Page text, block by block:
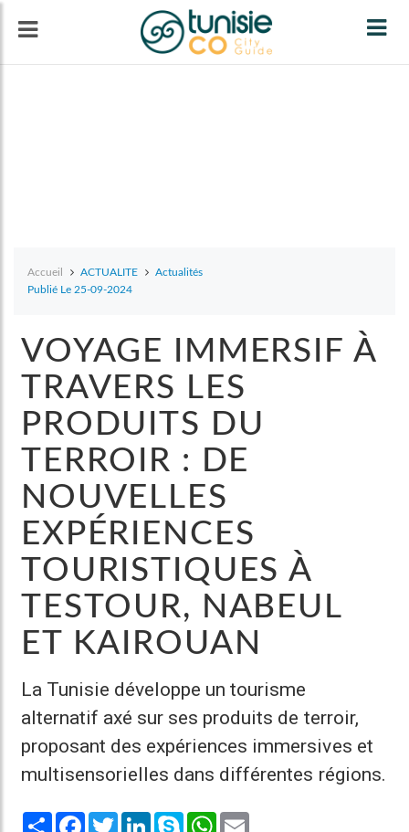
Accueil ACTUALITE
Actualités
Publié Le 25-09-2024
VOYAGE IMMERSIF À
TRAVERS LES
PRODUITS DU
TERROIR : DE
NOUVELLES
EXPÉRIENCES
TOURISTIQUES À
TESTOUR, NABEUL
ET KAIROUAN
La Tunisie développe un tourisme
alternatif axé sur ses produits de terroir,
proposant des expériences immersives et
multisensorielles dans différentes régions.
Share Facebook
TwitterLinkedInSkype WhatsApp